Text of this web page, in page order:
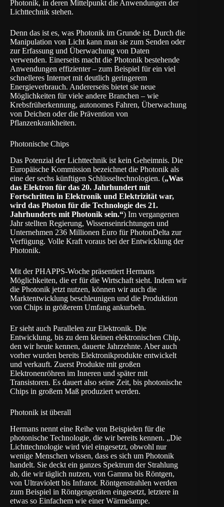
Photonik, in deren Mittelpunkt die Anwendungen der
Lichttechnik stehen.
Denn das ist es, was Photonik im Grunde ist. Durch die
Manipulation von Licht kann man sie zum Senden oder
zur Erfassung und Überwachung von Daten
verwenden. Einerseits macht die Photonik bestehende
Anwendungen effizienter – zum Beispiel für ein viel
schnelleres Internet mit deutlich geringerem
Energieverbrauch. Andererseits bietet sie neue
Möglichkeiten für viele andere Branchen – wie
Krebsfrüherkennung, autonomes Fahren, Überwachung
von Deichen oder die Prävention von
Pflanzenkrankheiten.
Photonische Chips
Das Potenzial der Lichttechnik ist kein Geheimnis. Die
Europäische Kommission bezeichnet die Photonik als
eine der sechs künftigen Schlüsseltechnologien. („Was
das Elektron für das 20. Jahrhundert mit
Fortschritten in Elektronik und Elektrizität war,
wird das Photon für die Technologie des 21.
Jahrhunderts mit Photonik sein.“) Im vergangenen
Jahr stellten Regierung, Wissenseinrichtungen und
Unternehmen 236 Millionen Euro für PhotonDelta zur
Verfügung. Volle Kraft voraus bei der Entwicklung der
Photonik.
Mit der PHAPPS-Woche präsentiert Hermans
Möglichkeiten, die er für die Wirtschaft sieht. Indem wir
die Photonik jetzt nutzen, können wir auch die
Marktentwicklung beschleunigen und die Produktion
von Chips in größerem Umfang ankurbeln.
Er sieht auch Parallelen zur Elektronik. Die
Entwicklung, bis zu dem kleinen elektronischen Chip,
den wir heute kennen, dauerte Jahrzehnte. Aber auch
vorher wurden bereits Elektronikprodukte entwickelt
und verkauft. Zuerst Produkte mit großen
Elektronenröhren im Inneren und später mit
Transistoren. Es dauert also seine Zeit, bis photonische
Chips in großem Maß produziert werden.
Photonik ist überall
Hermans nennt eine Reihe von Beispielen für die
photonische Technologie, die wir bereits kennen. „Die
Lichttechnologie wird viel eingesetzt, obwohl nur
wenige Menschen wissen, dass es sich um Photonik
handelt. Sie deckt ein ganzes Spektrum der Strahlung
ab, die wir täglich nutzen, von Gamma bis Röntgen,
von Ultraviolett bis Infrarot. Röntgenstrahlen werden
zum Beispiel in Röntgengeräten eingesetzt, letztere in
etwas so Einfachem wie einer Wärmelampe.